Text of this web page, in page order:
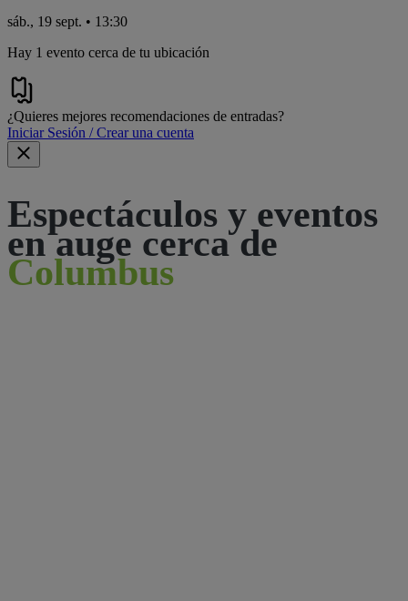
sáb., 19 sept. • 13:30
Hay 1 evento cerca de tu ubicación
¿Quieres mejores recomendaciones de entradas?
Iniciar Sesión / Crear una cuenta
Espectáculos y eventos
en auge cerca de
Columbus